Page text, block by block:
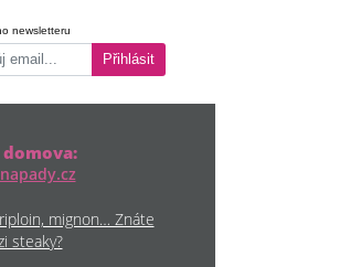
newsletteru
Přihlásit
mignon… Znáte
steaky?